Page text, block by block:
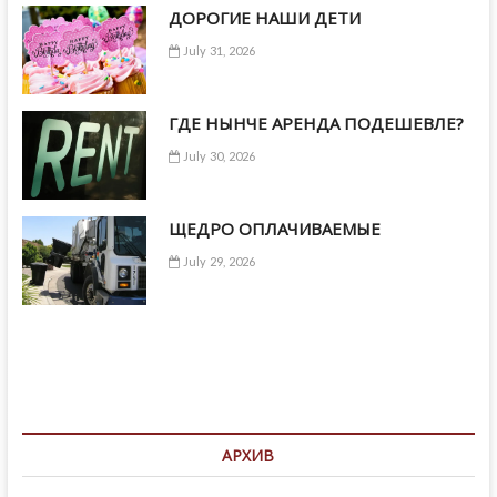
ДОРОГИЕ НАШИ ДЕТИ
July 31, 2026
ГДЕ НЫНЧЕ АРЕНДА ПОДЕШЕВЛЕ?
July 30, 2026
ЩЕДРО ОПЛАЧИВАЕМЫЕ
July 29, 2026
АРХИВ